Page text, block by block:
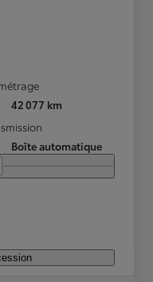
42 077 km
Boîte automatique